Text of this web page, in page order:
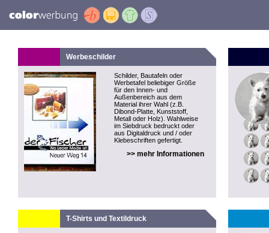
Werbeschilder
Schilder, Bautafeln oder
Werbetafel beliebiger Größe
für den Innen- und
Außenbereich aus dem
Material ihrer Wahl (z.B.
Dibond-Platte, Kunststoff,
Metall oder Holz). Wahlweise
im Siebdruck bedruckt oder
aus Digitaldruck und / oder
Klebeschriften gefertigt.
>> mehr Informationen
T-Shirts und Textildruck